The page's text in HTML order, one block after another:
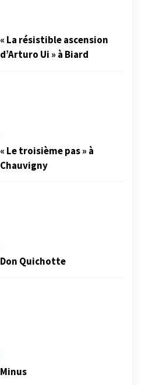
« La résistible ascension
d’Arturo Ui » à Biard
« Le troisième pas » à
Chauvigny
Don Quichotte
Minus